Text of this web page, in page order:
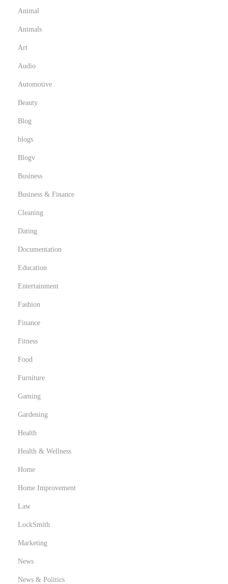
Animal
Animals
Art
Audio
Automotive
Beauty
Blog
blogs
Blogv
Business
Business & Finance
Cleaning
Dating
Documentation
Education
Entertainment
Fashion
Finance
Fitness
Food
Furniture
Gaming
Gardening
Health
Health & Wellness
Home
Home Improvement
Law
LockSmith
Marketing
News
News & Politics